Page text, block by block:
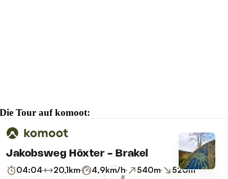
Die Tour auf komoot: